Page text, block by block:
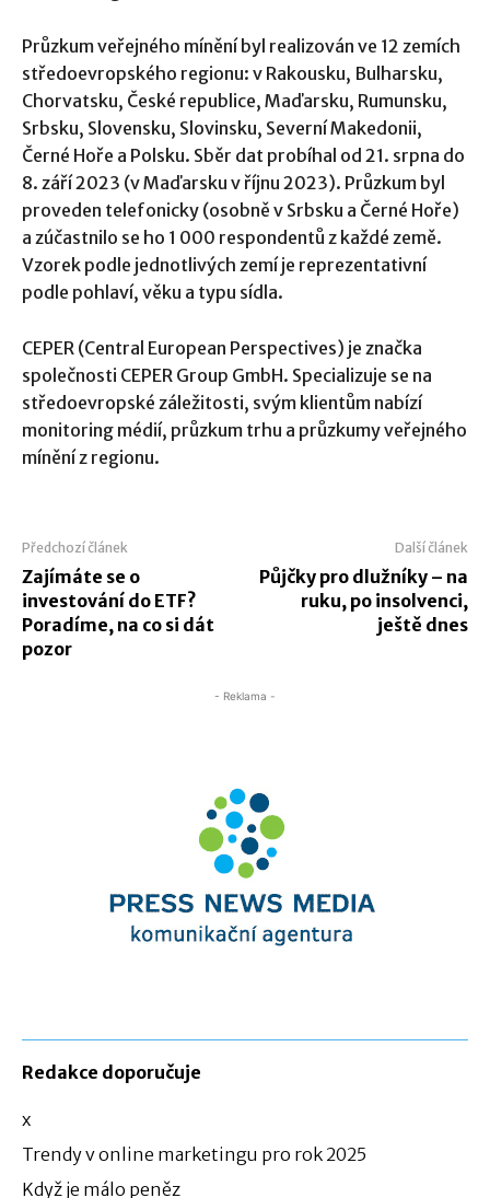
Průzkum veřejného mínění byl realizován ve 12 zemích
středoevropského regionu: v Rakousku, Bulharsku,
Chorvatsku, České republice, Maďarsku, Rumunsku,
Srbsku, Slovensku, Slovinsku, Severní Makedonii,
Černé Hoře a Polsku. Sběr dat probíhal od 21. srpna do
8. září 2023 (v Maďarsku v říjnu 2023). Průzkum byl
proveden telefonicky (osobně v Srbsku a Černé Hoře)
a zúčastnilo se ho 1 000 respondentů z každé země.
Vzorek podle jednotlivých zemí je reprezentativní
podle pohlaví, věku a typu sídla.
CEPER (Central European Perspectives) je značka
společnosti CEPER Group GmbH. Specializuje se na
středoevropské záležitosti, svým klientům nabízí
monitoring médií, průzkum trhu a průzkumy veřejného
mínění z regionu.
Předchozí článek
Zajímáte se o
investování do ETF?
Poradíme, na co si dát
pozor
Další článek
Půjčky pro dlužníky – na
ruku, po insolvenci,
ještě dnes
- Reklama -
Redakce doporučuje
x
Trendy v online marketingu pro rok 2025
Když je málo peněz